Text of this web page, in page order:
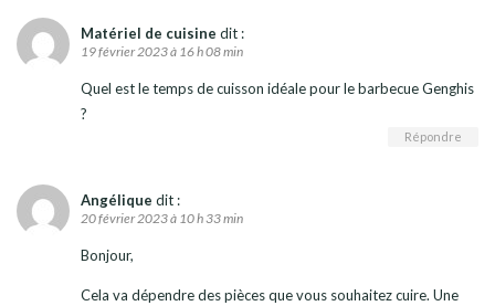
Matériel de cuisine dit :
19 février 2023 à 16 h 08 min
Quel est le temps de cuisson idéale pour le barbecue Genghis
?
Répondre
Angélique dit :
20 février 2023 à 10 h 33 min
Bonjour,
Cela va dépendre des pièces que vous souhaitez cuire. Une